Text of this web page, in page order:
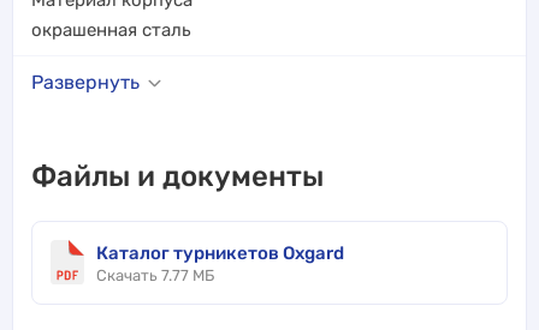
окрашенная сталь
Развернуть
Файлы и документы
Каталог турникетов Oxgard
Скачать 7.77 МБ